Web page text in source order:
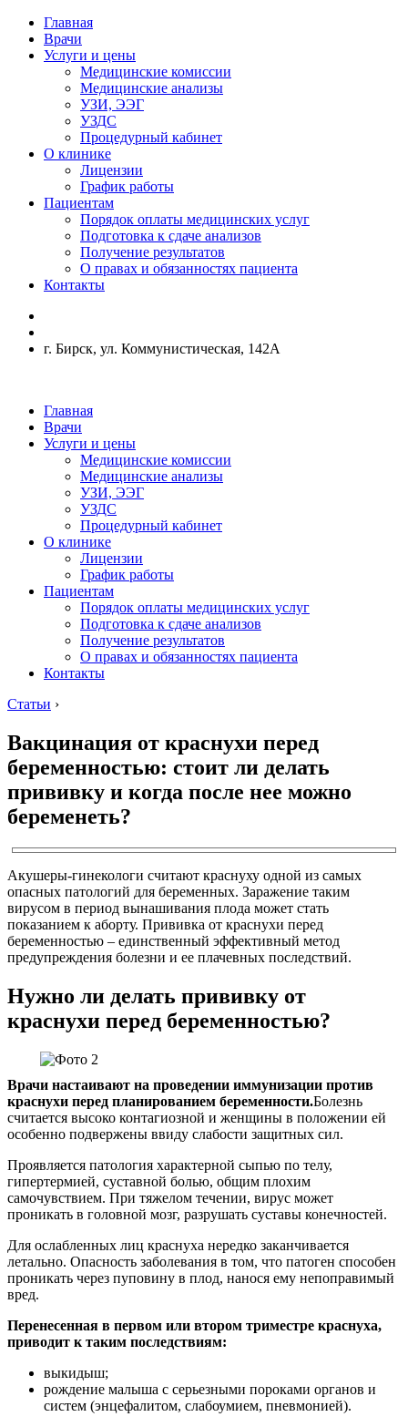
Главная
Врачи
Услуги и цены
Медицинские комиссии
Медицинские анализы
УЗИ, ЭЭГ
УЗДС
Процедурный кабинет
О клинике
Лицензии
График работы
Пациентам
Порядок оплаты медицинских услуг
Подготовка к сдаче анализов
Получение результатов
О правах и обязанностях пациента
Контакты
г. Бирск, ул. Коммунистическая, 142А
Главная
Врачи
Услуги и цены
Медицинские комиссии
Медицинские анализы
УЗИ, ЭЭГ
УЗДС
Процедурный кабинет
О клинике
Лицензии
График работы
Пациентам
Порядок оплаты медицинских услуг
Подготовка к сдаче анализов
Получение результатов
О правах и обязанностях пациента
Контакты
Статьи ›
Вакцинация от краснухи перед
беременностью: стоит ли делать
прививку и когда после нее можно
беременеть?
Акушеры-гинекологи считают краснуху одной из самых
опасных патологий для беременных. Заражение таким
вирусом в период вынашивания плода может стать
показанием к аборту. Прививка от краснухи перед
беременностью – единственный эффективный метод
предупреждения болезни и ее плачевных последствий.
Нужно ли делать прививку от
краснухи перед беременностью?
Врачи настаивают на проведении иммунизации против
краснухи перед планированием беременности.Болезнь
считается высоко контагиозной и женщины в положении ей
особенно подвержены ввиду слабости защитных сил.
Проявляется патология характерной сыпью по телу,
гипертермией, суставной болью, общим плохим
самочувствием. При тяжелом течении, вирус может
проникать в головной мозг, разрушать суставы конечностей.
Для ослабленных лиц краснуха нередко заканчивается
летально. Опасность заболевания в том, что патоген способен
проникать через пуповину в плод, нанося ему непоправимый
вред.
Перенесенная в первом или втором триместре краснуха,
приводит к таким последствиям:
выкидыш;
рождение малыша с серьезными пороками органов и
систем (энцефалитом, слабоумием, пневмонией).